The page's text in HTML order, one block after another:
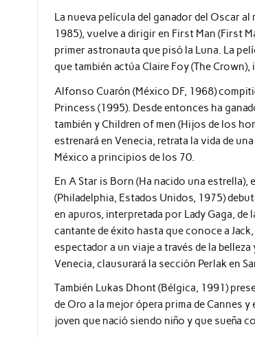
La nueva película del ganador del Oscar
1985), vuelve a dirigir en First Man (First
primer astronauta que pisó la Luna. La
que también actúa Claire Foy (The Crown),
Alfonso Cuarón (México DF, 1968)
Princess (1995). Desde entonces ha
también y Children of men (Hijos de los
estrenará en Venecia, retrata la vida de
México a principios de los 70.
En A Star is Born (Ha nacido una
(Philadelphia, Estados Unidos, 1975)
en apuros, interpretada por Lady Gaga, de
cantante de éxito hasta que conoce a
espectador a un viaje a través de la
Venecia, clausurará la sección Perlak en
También Lukas Dhont (Bélgica, 1991)
de Oro a la mejor ópera prima de Cannes
joven que nació siendo niño y que sueña